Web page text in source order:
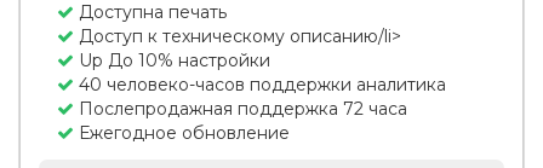
Доступна печать
Доступ к техническому описанию/li>
Up До 10% настройки
40 человеко-часов поддержки аналитика
Послепродажная поддержка 72 часа
Ежегодное обновление